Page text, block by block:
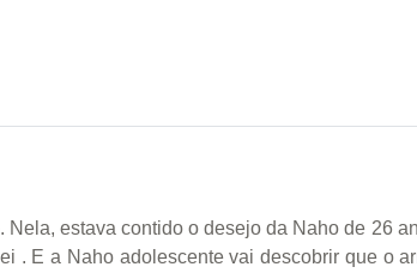
estava contido o desejo da Naho de 26
. E a Naho adolescente vai descobrir que o